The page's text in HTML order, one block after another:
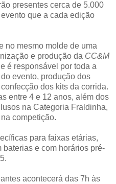
presentes cerca de 5.000
que a cada edição
no mesmo molde de uma
e produção da CC&M
é responsável por toda a
evento, produção dos
dos kits da corrida.
entre 4 e 12 anos, além dos
na Categoria Fraldinha,
competição.
para faixas etárias,
e com horários pré-
acontecerá das 7h às